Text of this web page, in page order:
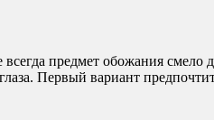
предмет обожания смело
Первый вариант